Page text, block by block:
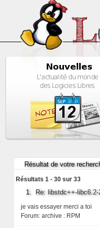
Résultat de votre
Résultats 1 - 30 sur 33
1. Re: libstdc++-
je vais essayer merci a toi
Forum: archive : RPM